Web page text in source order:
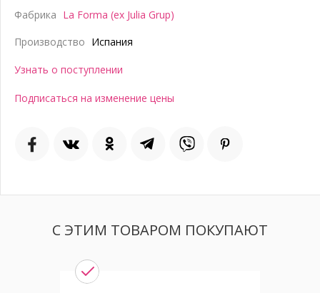
Фабрика La Forma (ex Julia Grup)
Производство Испания
Узнать о поступлении
Подписаться на изменение цены
С ЭТИМ ТОВАРОМ ПОКУПАЮТ